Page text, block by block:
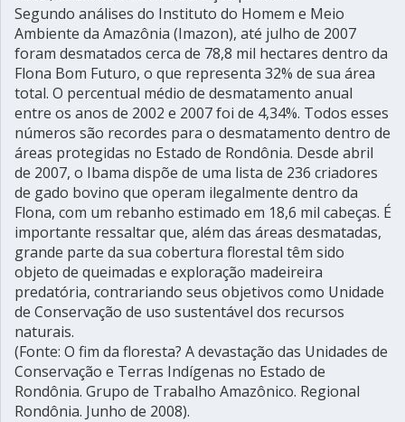
Segundo análises do Instituto do Homem e Meio
Ambiente da Amazônia (Imazon), até julho de 2007
foram desmatados cerca de 78,8 mil hectares dentro da
Flona Bom Futuro, o que representa 32% de sua área
total. O percentual médio de desmatamento anual
entre os anos de 2002 e 2007 foi de 4,34%. Todos esses
números são recordes para o desmatamento dentro de
áreas protegidas no Estado de Rondônia. Desde abril
de 2007, o Ibama dispõe de uma lista de 236 criadores
de gado bovino que operam ilegalmente dentro da
Flona, com um rebanho estimado em 18,6 mil cabeças. É
importante ressaltar que, além das áreas desmatadas,
grande parte da sua cobertura florestal têm sido
objeto de queimadas e exploração madeireira
predatória, contrariando seus objetivos como Unidade
de Conservação de uso sustentável dos recursos
naturais.
(Fonte: O fim da floresta? A devastação das Unidades de
Conservação e Terras Indígenas no Estado de
Rondônia. Grupo de Trabalho Amazônico. Regional
Rondônia. Junho de 2008).